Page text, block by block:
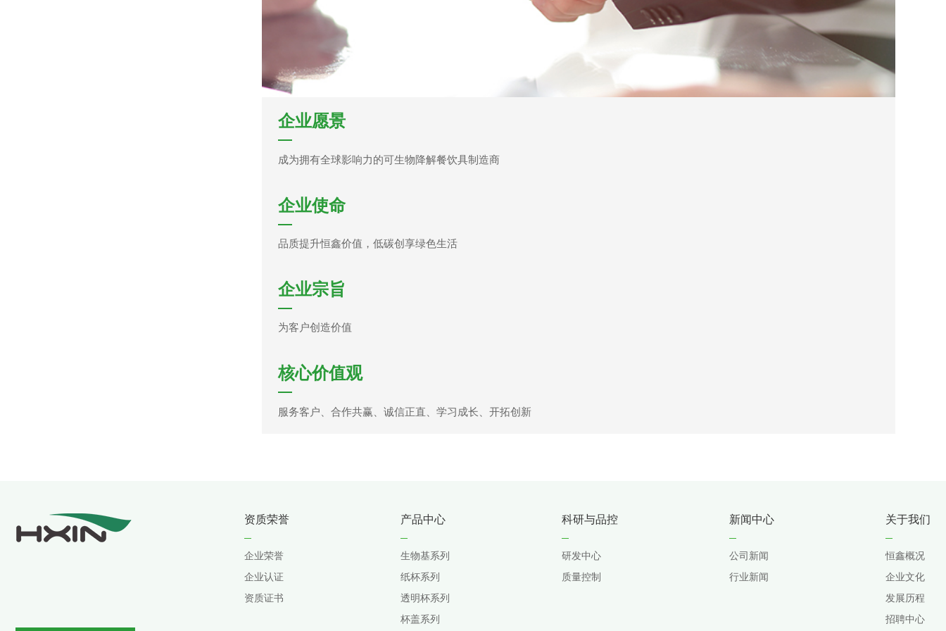
企业愿景
成为拥有全球影响力的可生物降解餐饮具制造商
企业使命
品质提升恒鑫价值，低碳创享绿色生活
企业宗旨
为客户创造价值
核心价值观
服务客户、合作共赢、诚信正直、学习成长、开拓创新
资质荣誉
企业荣誉
企业认证
资质证书
产品中心
生物基系列
纸杯系列
透明杯系列
杯盖系列
科研与品控
研发中心
质量控制
新闻中心
公司新闻
行业新闻
关于我们
恒鑫概况
企业文化
发展历程
招聘中心